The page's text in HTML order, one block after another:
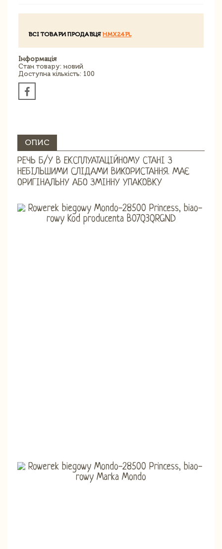
ВСІ ТОВАРИ ПРОДАВЦЯ HMX24PL
Інформація
Стан товару: новий
Доступна кількість: 100
ОПИС
РЕЧЬ Б/У В ЕКСПЛУАТАЦІЙНОМУ СТАНІ З
НЕБІЛЬШИМИ СЛІДАМИ ВИКОРИСТАННЯ. МАЄ
ОРИГІНАЛЬНУ АБО ЗМІННУ УПАКОВКУ